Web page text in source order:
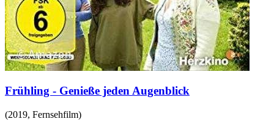
Frühling - Genieße jeden Augenblick
(2019, Fernsehfilm)